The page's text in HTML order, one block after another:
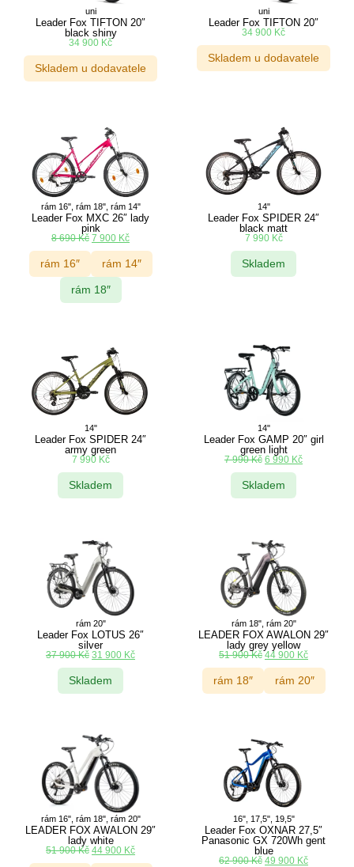
uni
Leader Fox TIFTON 20″
black shiny
34 900 Kč
Skladem u dodavatele
uni
Leader Fox TIFTON 20″
34 900 Kč
Skladem u dodavatele
rám 16", rám 18", rám 14"
Leader Fox MXC 26″ lady
pink
8 690Kč 7 900 Kč
rám 16″ rám 14″
rám 18″
14"
Leader Fox SPIDER 24″
black matt
7 990 Kč
Skladem
14"
Leader Fox SPIDER 24″
army green
7 990 Kč
Skladem
14"
Leader Fox GAMP 20″ girl
green light
7 990Kč 6 990 Kč
Skladem
rám 20"
Leader Fox LOTUS 26″
silver
37 900Kč 31 900 Kč
Skladem
rám 18", rám 20"
LEADER FOX AWALON 29″
lady grey yellow
51 900Kč 44 900 Kč
rám 18″ rám 20″
rám 16", rám 18", rám 20"
LEADER FOX AWALON 29″
lady white
51 900Kč 44 900 Kč
16", 17,5", 19,5"
Leader Fox OXNAR 27,5″
Panasonic GX 720Wh gent
blue
62 900Kč 49 900 Kč